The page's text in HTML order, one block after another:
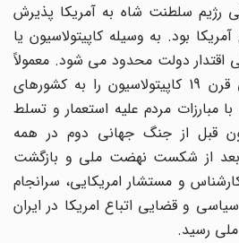
رژیم سلطنت شاه به آمریکا پذیرش
بود. به وسیله کاپیتولاسیون یا
دولت محدود می شود. معمولاً
کشورهای نیرومند در طی قرن 19 کاپیتولاسیون را به کشورهای
مردم علیه استعمار و تسلط
قبل از جنگ جهانی دوم در همه
از شکست نهضت ملی و بازگشت
و مستشار امریکایی، سرانجام
سیاسی و قضایی اتباع امریکا در ایران
رسید.